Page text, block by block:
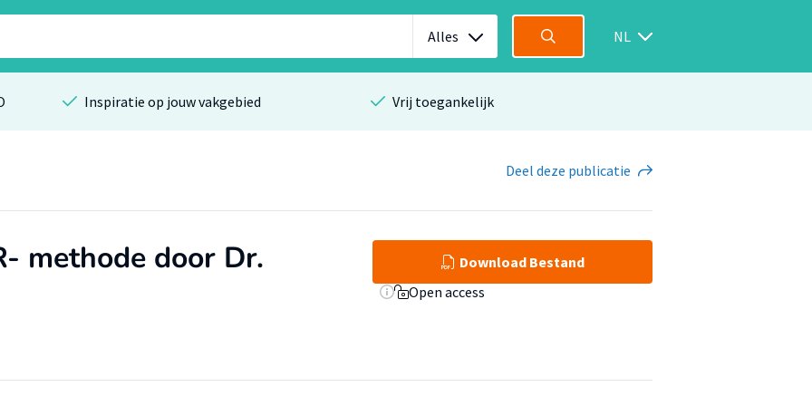
Alles NL
Inspiratie op jouw vakgebied Vrij toegankelijk
Deel deze publicatie
methode door Dr.
Download Bestand
Open access